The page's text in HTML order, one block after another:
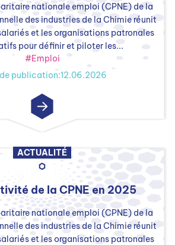
nationale emploi (CPNE) de la
des industries de la Chimie réunit
et les organisations patronales
pour définir et piloter les...
#Emploi
publication:12.06.2026
ACTUALITÉ
de la CPNE en 2025
nationale emploi (CPNE) de la
des industries de la Chimie réunit
et les organisations patronales